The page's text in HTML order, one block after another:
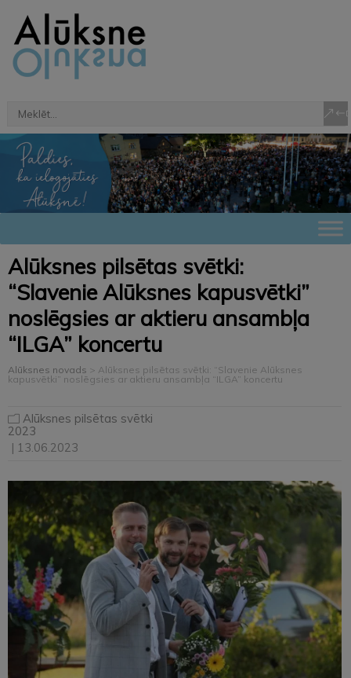
Alūksnes pilsētas svētki:
“Slavenie Alūksnes kapusvētki”
noslēgsies ar aktieru ansambļa
“ILGA” koncertu
Alūksnes novads > Alūksnes pilsētas svētki: “Slavenie Alūksnes
kapusvētki” noslēgsies ar aktieru ansambļa “ILGA” koncertu
Alūksnes pilsētas svētki
2023
| 13.06.2023